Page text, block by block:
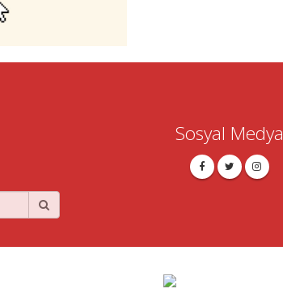
Sosyal Medya